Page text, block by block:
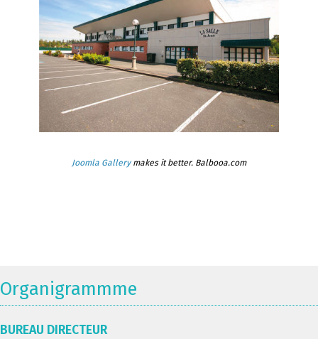
Joomla Gallerymakes it better. Balbooa.com
Organigrammme
BUREAU DIRECTEUR